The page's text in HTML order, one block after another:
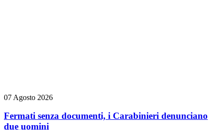
07 Agosto 2026
Fermati senza documenti, i Carabinieri denunciano
due uomini